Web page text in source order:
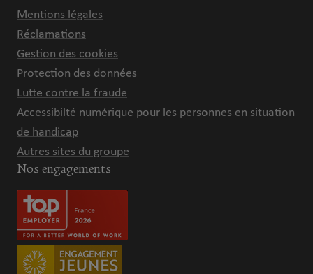
Mentions légales
Réclamations
Gestion des cookies
Protection des données
Lutte contre la fraude
Accessibilté numérique pour les personnes en situation
de handicap
Autres sites du groupe
Nos engagements